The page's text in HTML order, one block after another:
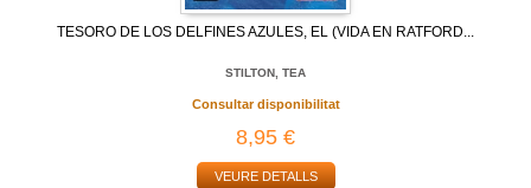
TESORO DE LOS DELFINES AZULES, EL (VIDA EN RATFORD...
STILTON, TEA
Consultar disponibilitat
8,95 €
VEURE DETALLS